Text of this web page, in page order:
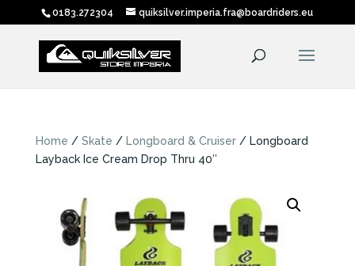
0183.272304 quiksilver.imperia.fra@boardriders.eu
Home / Skate / Longboard & Cruiser/ Longboard
Layback Ice Cream Drop Thru 40″